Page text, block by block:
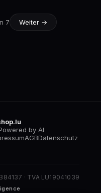
7 Weiter →
by AI
AGBDatenschutz
· TVA LU19041039